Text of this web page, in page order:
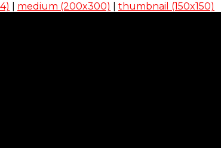
medium (200x300) thumbnail (150x150)